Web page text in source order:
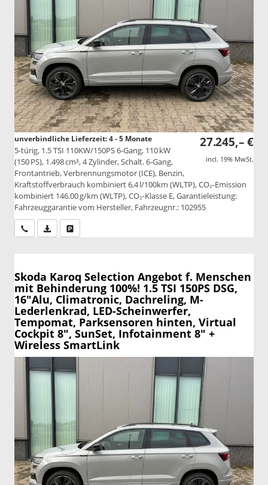
27.245,– €
incl. 19% MwSt.
unverbindliche Lieferzeit: 4 - 5 Monate
5-türig, 1.5 TSI 110KW/150PS 6-Gang, 110 kW
(150 PS), 1.498 cm³, 4 Zylinder, Schalt. 6-Gang,
Frontantrieb, Verbrennungsmotor (ICE), Benzin,
Kraftstoffverbrauch kombiniert 6,4 l/100km (WLTP), CO₂-Emission
kombiniert 146.00 g/km (WLTP), CO₂-Klasse E, Garantieleistung:
Fahrzeuggarantie vom Hersteller, Fahrzeugnr.: 102955
Wir rufen Sie anPDF-Datei, Fahrzeugexposé drucken
Skoda Karoq Selection Angebot f. Menschen
mit Behinderung 100%! 1.5 TSI 150PS DSG,
16"Alu, Climatronic, Dachreling, M-
Lederlenkrad, LED-Scheinwerfer,
Tempomat, Parksensoren hinten, Virtual
Cockpit 8", SunSet, Infotainment 8" +
Wireless SmartLink